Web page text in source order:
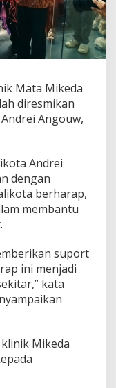
Mata Mikeda
diresmikan
Angouw,
Andrei
dengan
berharap,
membantu
suport
ini menjadi
kata
Mikeda